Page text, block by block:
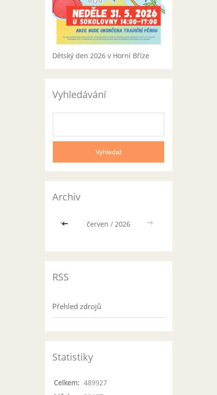
Dětský den 2026 v Horní Bříze
Vyhledávání
Archiv
<< červen / 2026 >>
RSS
Přehled zdrojů
Statistiky
Celkem: 489927